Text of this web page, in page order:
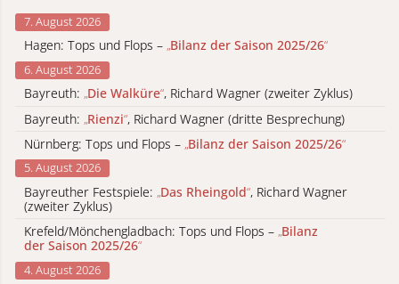
7. August 2026
Hagen: Tops und Flops – „Bilanz der Saison 2025/26“
6. August 2026
Bayreuth: „Die Walküre“, Richard Wagner (zweiter Zyklus)
Bayreuth: „Rienzi“, Richard Wagner (dritte Besprechung)
Nürnberg: Tops und Flops – „Bilanz der Saison 2025/26“
5. August 2026
Bayreuther Festspiele: „Das Rheingold“, Richard Wagner
(zweiter Zyklus)
Krefeld/Mönchengladbach: Tops und Flops – „Bilanz
der Saison 2025/26“
4. August 2026